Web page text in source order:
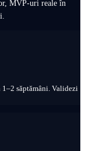
MVP-uri reale în
săptămâni. Validezi